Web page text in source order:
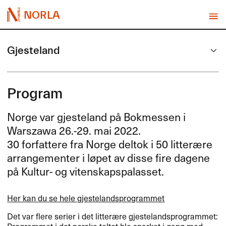
NORLA
Gjesteland
Program
Norge var gjesteland på Bokmessen i
Warszawa 26.-29. mai 2022.
30 forfattere fra Norge deltok i 50 litterære
arrangementer i løpet av disse fire dagene
på Kultur- og vitenskapspalasset.
Her kan du se hele gjestelandsprogrammet
Det var flere serier i det litter​æ​re gjestelandsprogrammet: